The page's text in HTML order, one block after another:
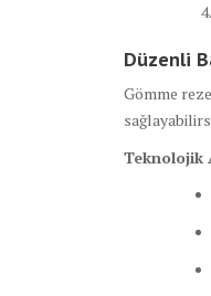
Düzenli
Gömme
Teknolojik